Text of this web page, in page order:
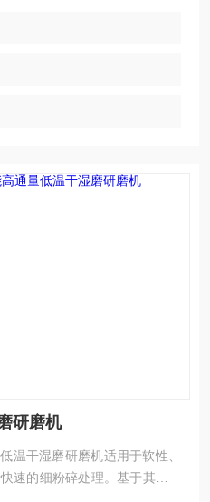
的收集。QM100以其*的性
和样品均样化 ?*的研磨和摩擦
研磨机
温干湿磨研磨机适用于软性、
速的细粉碎处理。基于其可靠